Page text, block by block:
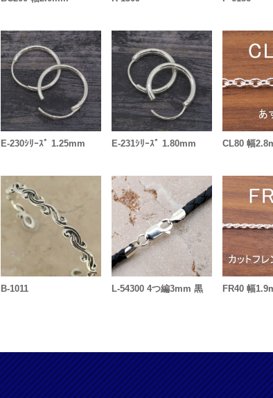
E-230ｼﾘｰｽﾞ 1.25mm E-231ｼﾘｰｽﾞ 1.80mm CL80 幅
B-1011 L-54300 4つ編3mm 黒 FR40 幅